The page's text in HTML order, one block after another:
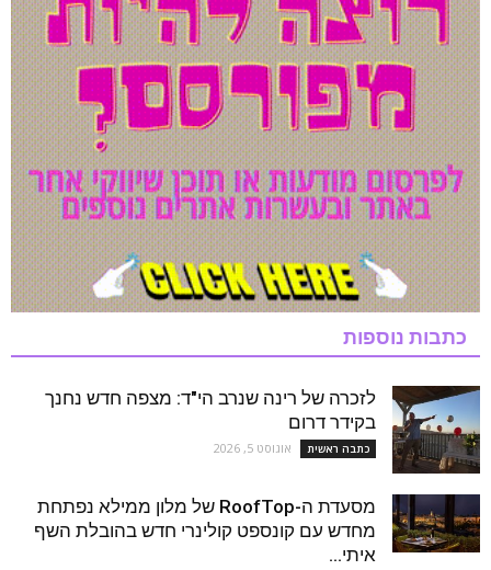
כתבות נוספות
לזכרה של רינה שנרב הי"ד: מצפה חדש נחנך
בקידר דרום
כתבה ראשית אוגוסט 5, 2026
מסעדת ה-RoofTop של מלון ממילא נפתחת
מחדש עם קונספט קולינרי חדש בהובלת השף
איתי...